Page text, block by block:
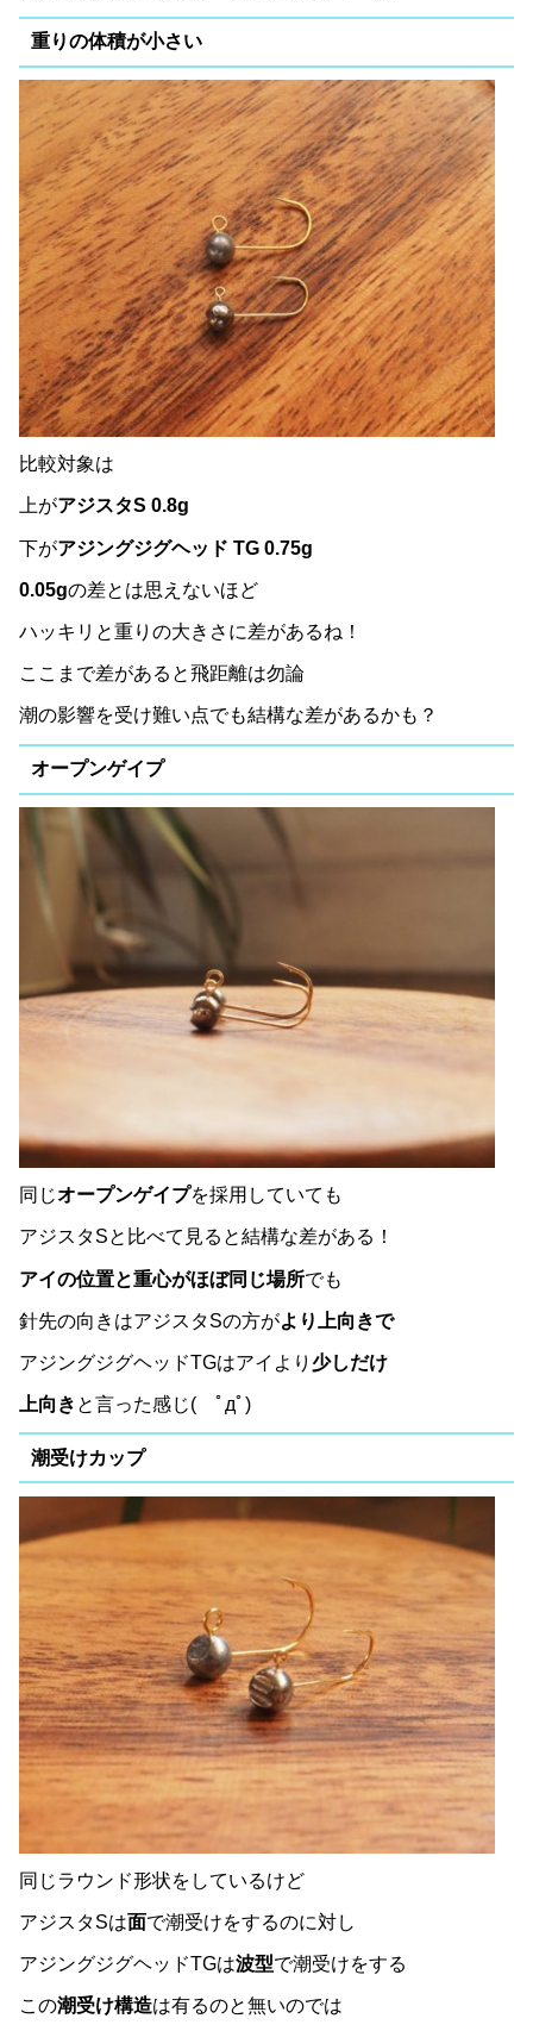
重りの体積が小さい
比較対象は
上がアジスタS 0.8g
下がアジングジグヘッド TG 0.75g
0.05gの差とは思えないほど
ハッキリと重りの大きさに差があるね！
ここまで差があると飛距離は勿論
潮の影響を受け難い点でも結構な差があるかも？
オープンゲイプ
同じオープンゲイプを採用していても
アジスタSと比べて見ると結構な差がある！
アイの位置と重心がほぼ同じ場所でも
針先の向きはアジスタSの方がより上向きで
アジングジグヘッドTGはアイより 少しだけ
上向き と言った感じ( ﾟдﾟ)
潮受けカップ
同じラウンド形状をしているけど
アジスタSは面で潮受けをするのに対し
アジングジグヘッドTGは波型で潮受けをする
この潮受け構造は有るのと無いのでは